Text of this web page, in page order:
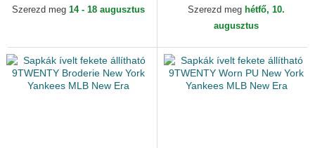
New Era
Szerezd meg 14 - 18 augusztus Szerezd meg hétfő, 10.
augusztus